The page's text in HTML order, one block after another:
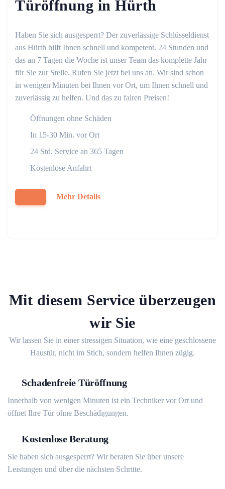
Türöffnung in Hürth
Haben Sie sich ausgesperrt? Der zuverlässige Schlüsseldienst
aus Hürth hilft Ihnen schnell und kompetent. 24 Stunden und
das an 7 Tagen die Woche ist unser Team das komplette Jahr
für Sie zur Stelle. Rufen Sie jetzt bei uns an. Wir sind schon
in wenigen Minuten bei Ihnen vor Ort, um Ihnen schnell und
zuverlässig zu helfen. Und das zu fairen Preisen!
Öffnungen ohne Schäden
In 15-30 Min. vor Ort
24 Std. Service an 365 Tagen
Kostenlose Anfahrt
Mehr Details
Mit diesem Service überzeugen
wir Sie
Wir lassen Sie in einer stressigen Situation, wie eine geschlossene
Haustür, nicht im Stich, sondern helfen Ihnen zügig.
Schadenfreie Türöffnung
Innerhalb von wenigen Minuten ist ein Techniker vor Ort und
öffnet Ihre Tür ohne Beschädigungen.
Kostenlose Beratung
Sie haben sich ausgesperrt? Wir beraten Sie über unsere
Leistungen und über die nächsten Schritte.